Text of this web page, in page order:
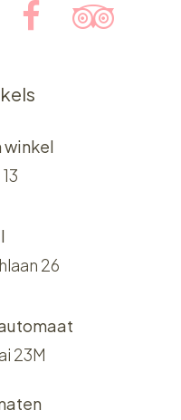
winkel
26
23M